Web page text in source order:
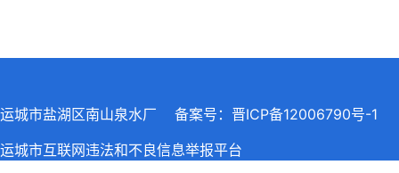
运城市盐湖区南山泉水厂 备案号： 晋ICP备12006790号-1
运城市互联网违法和不良信息举报平台